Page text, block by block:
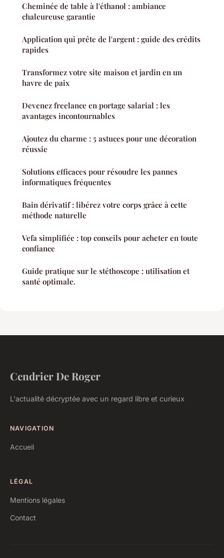
Cheminée de table à l'éthanol : ambiance
chaleureuse garantie
Application qui prête de l'argent : guide des crédits
rapides
Transformez votre site maison et jardin en un
havre de paix
Devenez freelance en portage salarial : les
avantages incontournables
Ajoutez du charme : 5 astuces pour une décoration
réussie
Solutions efficaces pour résoudre les pannes
informatiques fréquentes
Bain dérivatif : libérez votre corps grâce à cette
méthode naturelle
Vefa simplifiée : top conseils pour acheter en toute
confiance
Guide pratique sur le stéthoscope : utilisation et
santé optimale.
Cendrier De Roger
L'actualité décryptée avec un regard libre et curieux
NAVIGATION
Accueil
LÉGAL
Mentions légales
Contact